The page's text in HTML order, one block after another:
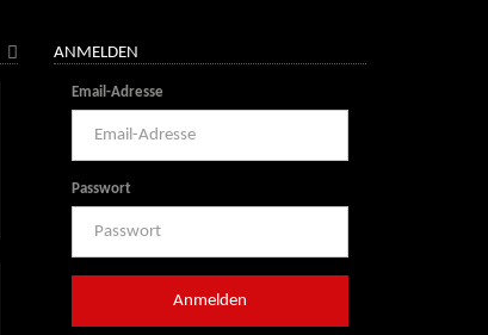
ANMELDEN
Email-Adresse
Passwort